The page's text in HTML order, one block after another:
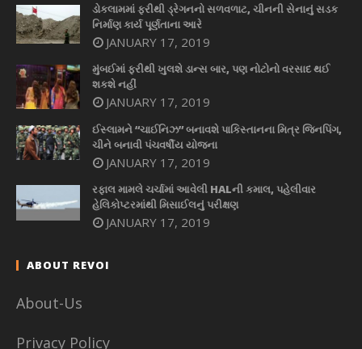
ડોકલામમાં ફરીથી ડ્રેગનનો સળવળાટ, ચીનની સેનાનું સડક
નિર્માણ કાર્ય પૂર્ણતાના આરે
JANUARY 17, 2019
મુંબઈમાં ફરીથી ખુલશે ડાન્સ બાર, પણ નોટોનો વરસાદ થઈ
શકશે નહીં
JANUARY 17, 2019
ઈસ્લામને “ચાઈનિઝ” બનાવશે પાકિસ્તાનના મિત્ર જિનપિંગ,
ચીને બનાવી પંચવર્ષીય યોજના
JANUARY 17, 2019
રફાલ મામલે ચર્ચામાં આવેલી HALની કમાલ, પહેલીવાર
હેલિકોપ્ટરમાંથી મિસાઈલનું પરીક્ષણ
JANUARY 17, 2019
ABOUT REVOI
About-Us
Privacy Policy